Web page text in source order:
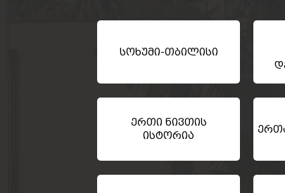
სოხუმი-თბილისი
ერთი ნივთის
ისტორია